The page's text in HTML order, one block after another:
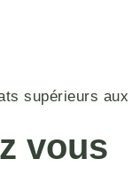
supérieurs
vous